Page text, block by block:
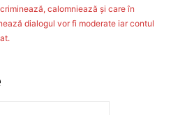
calomniează şi care în
dialogul vor fi moderate iar contul